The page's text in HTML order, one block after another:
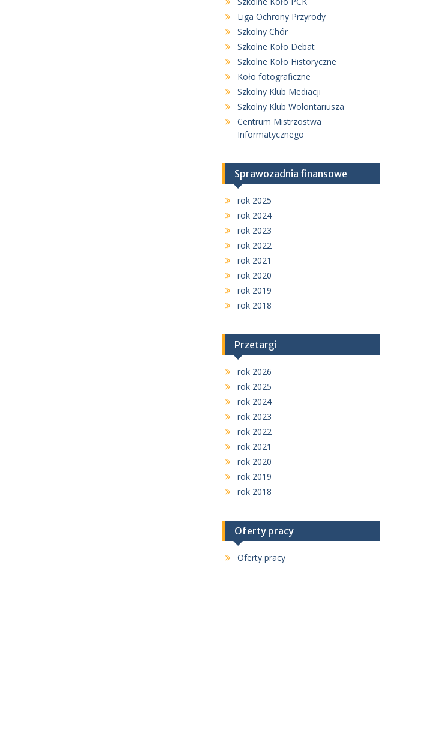
Liga Ochrony Przyrody
Szkolny Chór
Szkolne Koło Debat
Szkolne Koło Historyczne
Koło fotograficzne
Szkolny Klub Mediacji
Szkolny Klub Wolontariusza
Centrum Mistrzostwa
Informatycznego
Sprawozadnia finansowe
rok 2025
rok 2024
rok 2023
rok 2022
rok 2021
rok 2020
rok 2019
rok 2018
Przetargi
rok 2026
rok 2025
rok 2024
rok 2023
rok 2022
rok 2021
rok 2020
rok 2019
rok 2018
Oferty pracy
Oferty pracy